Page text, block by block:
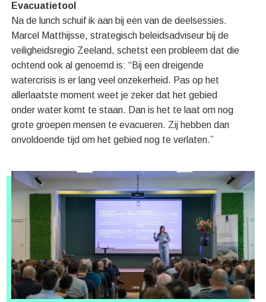
Evacuatietool
Na de lunch schuif ik aan bij een van de deelsessies.
Marcel Matthijsse, strategisch beleidsadviseur bij de
veiligheidsregio Zeeland, schetst een probleem dat die
ochtend ook al genoemd is: “Bij een dreigende
watercrisis is er lang veel onzekerheid. Pas op het
allerlaatste moment weet je zeker dat het gebied
onder water komt te staan. Dan is het te laat om nog
grote groepen mensen te evacueren. Zij hebben dan
onvoldoende tijd om het gebied nog te verlaten.”